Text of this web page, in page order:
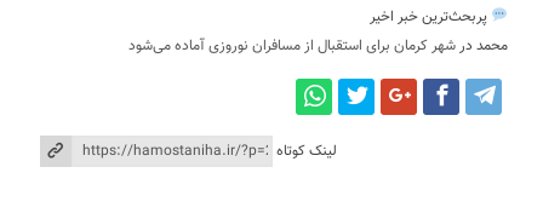
پربحث‌ترین خبر اخیر
محمد درشهر کرمان برای استقبال از مسافران نوروزی آماده می‌شود
لینک کوتاه